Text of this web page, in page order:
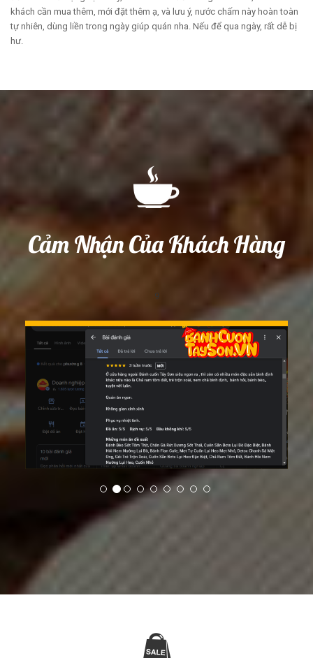
khách cần mua thêm, mới đặt thêm ạ, và lưu ý, nước chấm này hoàn toàn
tự nhiên, dùng liền trong ngày giúp quán nha. Nếu để qua ngày, rất dễ bị
hư.
Cảm Nhận Của Khách Hàng
9